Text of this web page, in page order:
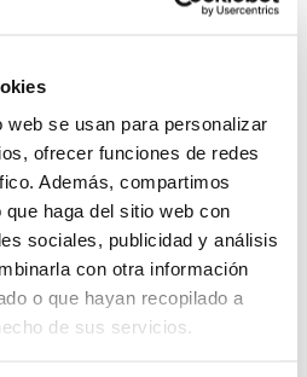
se usan para personalizar
ofrecer funciones de redes
Además, compartimos
haga del sitio web con
sociales, publicidad y análisis
con otra información
o que hayan recopilado a
de sus servicios.
a las que asistieron cientos de
Comunidad Valenciana.
, pese a que todavía
por disputar. A partir
de cada grupo y
en la Fase Final y
triunfadores de la primera